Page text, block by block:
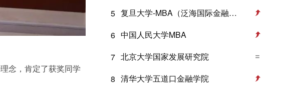
念，肯定了获奖同学
5
复旦大学-MBA（泛海国际金融学院）
6 中国人民大学MBA
7 北京大学国家发展研究院
8 清华大学五道口金融学院